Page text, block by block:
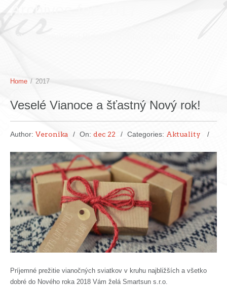
Archives for 2017
Home / 2017
Veselé Vianoce a šťastný Nový rok!
Author: Veronika On: dec 22 Categories: Aktuality
Príjemné prežitie vianočných sviatkov v kruhu najbližších a všetko
dobré do Nového roka 2018 Vám želá Smartsun s.r.o.